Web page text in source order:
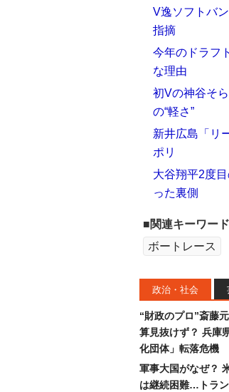
V逸ソフトバ
指摘
今年のドラフ
な理由
初Vの神谷そ
の“軽さ”
新井広島「リ
ポリ
大谷翔平2度
った裏側
■関連キーワード
ボートレース
政治・社会
“財政のプロ”斎藤
算見抜けず？ 兵庫
化団体」転落危機
軍事大国がなぜ？
は継続困難…トラ